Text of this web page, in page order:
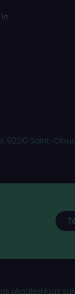
92210 Saint-
LégalesNous